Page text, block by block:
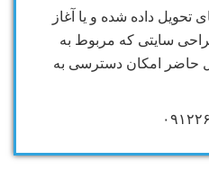
تحویل داده شده و یا آغاز
سایتی که مربوط به
حاضر امکان دسترسی به